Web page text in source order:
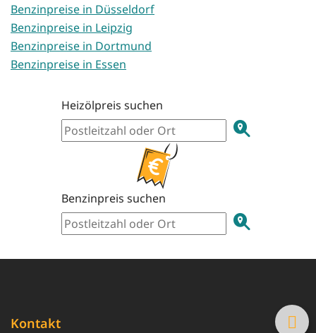
Benzinpreise in Düsseldorf
Benzinpreise in Leipzig
Benzinpreise in Dortmund
Benzinpreise in Essen
Heizölpreis suchen
Benzinpreis suchen
Kontakt